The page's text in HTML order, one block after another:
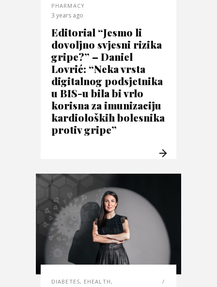
PHARMACY
3 years ago
Editorial “Jesmo li
dovoljno svjesni rizika
gripe?” – Daniel
Lovrić: “Neka vrsta
digitalnog podsjetnika
u BIS-u bila bi vrlo
korisna za imunizaciju
kardioloških bolesnika
protiv gripe”
DIABETES, EHEALTH,